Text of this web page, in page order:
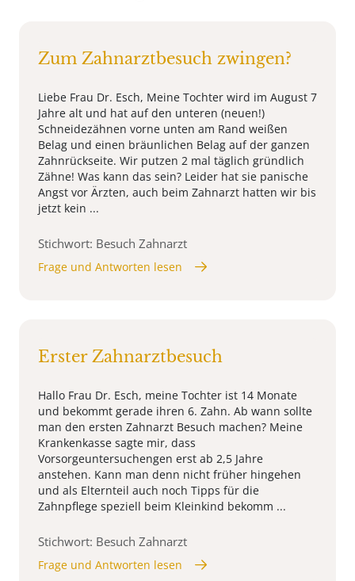
Zum Zahnarztbesuch zwingen?
Liebe Frau Dr. Esch, Meine Tochter wird im August 7
Jahre alt und hat auf den unteren (neuen!)
Schneidezähnen vorne unten am Rand weißen
Belag und einen bräunlichen Belag auf der ganzen
Zahnrückseite. Wir putzen 2 mal täglich gründlich
Zähne! Was kann das sein? Leider hat sie panische
Angst vor Ärzten, auch beim Zahnarzt hatten wir bis
jetzt kein ...
Stichwort: Besuch Zahnarzt
Frage und Antworten lesen
Erster Zahnarztbesuch
Hallo Frau Dr. Esch, meine Tochter ist 14 Monate
und bekommt gerade ihren 6. Zahn. Ab wann sollte
man den ersten Zahnarzt Besuch machen? Meine
Krankenkasse sagte mir, dass
Vorsorgeuntersuchengen erst ab 2,5 Jahre
anstehen. Kann man denn nicht früher hingehen
und als Elternteil auch noch Tipps für die
Zahnpflege speziell beim Kleinkind bekomm ...
Stichwort: Besuch Zahnarzt
Frage und Antworten lesen